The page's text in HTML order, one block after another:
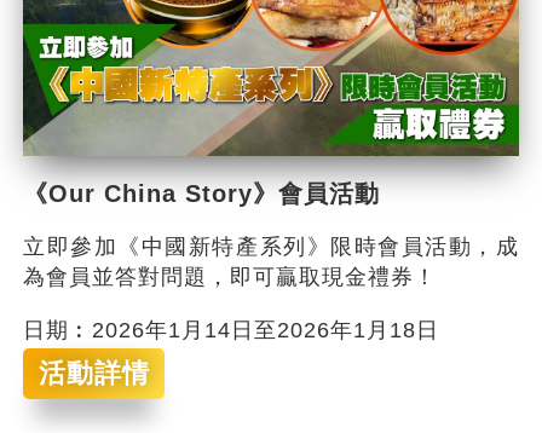
《Our China Story》會員活動
立即參加《中國新特產系列》限時會員活動，成
為會員並答對問題，即可贏取現金禮券！
日期︰2026年1月14日至2026年1月18日
活動詳情